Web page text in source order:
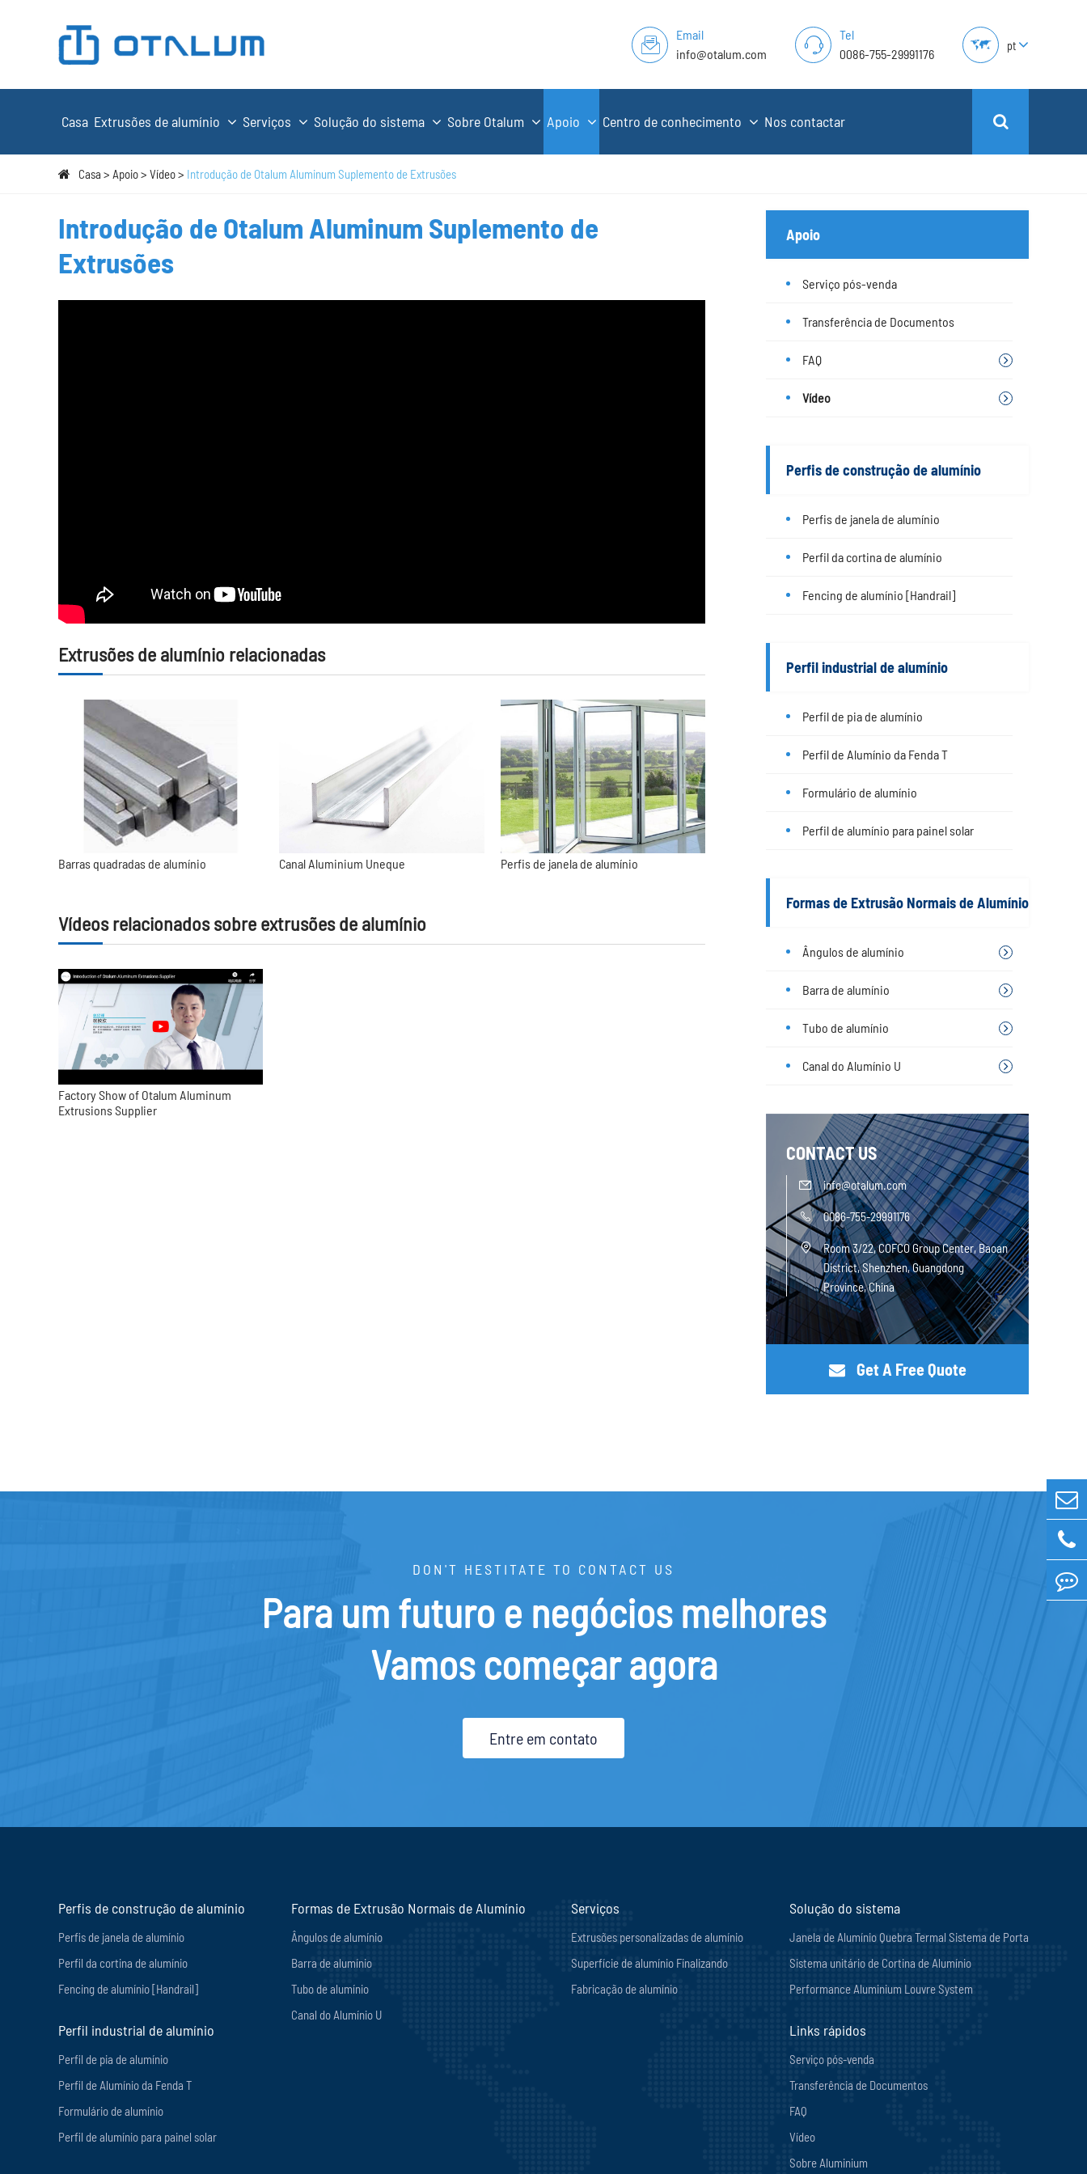
Email
info@otalum.com
Tel
0086-755-29991176
pt
Casa Extrusões de alumínio Serviços Solução do sistema Sobre Otalum Apoio Centro de conhecimento Nos contactar
Casa Apoio Vídeo Introdução de Otalum Aluminum Suplemento de Extrusões
Introdução de Otalum Aluminum Suplemento de
Extrusões
Extrusões de alumínio relacionadas
Barras quadradas de alumínio Canal Aluminium Uneque Perfis de janela de alumínio
Vídeos relacionados sobre extrusões de alumínio
Factory Show of Otalum Aluminum
Extrusions Supplier
Apoio
Serviço pós-venda
Transferência de Documentos
FAQ
Vídeo
Perfis de construção de alumínio
Perfis de janela de alumínio
Perfil da cortina de alumínio
Fencing de alumínio [Handrail]
Perfil industrial de alumínio
Perfil de pia de alumínio
Perfil de Alumínio da Fenda T
Formulário de alumínio
Perfil de alumínio para painel solar
Formas de Extrusão Normais de Alumínio
Ângulos de alumínio
Barra de alumínio
Tubo de alumínio
Canal do Alumínio U
CONTACT US
 info@otalum.com
 0086-755-29991176

Room 3/22, COFCO Group Center, Baoan
District, Shenzhen, Guangdong
Province, China
Get A Free Quote
DON'T HESTITATE TO CONTACT US
Para um futuro e negócios melhores
Vamos começar agora
Entre em contato
Perfis de construção de alumínio
Perfis de janela de alumínio
Perfil da cortina de alumínio
Fencing de alumínio [Handrail]
Perfil industrial de alumínio
Perfil de pia de alumínio
Perfil de Alumínio da Fenda T
Formulário de alumínio
Perfil de alumínio para painel solar
Formas de Extrusão Normais de Alumínio
Ângulos de alumínio
Barra de alumínio
Tubo de alumínio
Canal do Alumínio U
Serviços
Extrusões personalizadas de alumínio
Superfície de alumínio Finalizando
Fabricação de alumínio
Solução do sistema
Janela de Alumínio Quebra Termal Sistema de Porta
Sistema unitário de Cortina de Alumínio
Performance Aluminium Louvre System
Links rápidos
Serviço pós-venda
Transferência de Documentos
FAQ
Vídeo
Sobre Aluminium